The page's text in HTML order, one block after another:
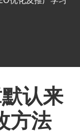
认来
方法